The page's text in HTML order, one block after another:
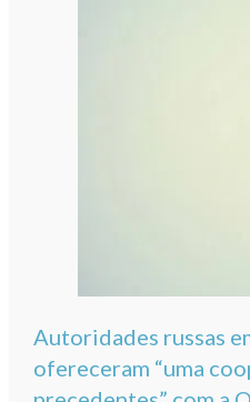
Autoridades russas
ofereceram “uma